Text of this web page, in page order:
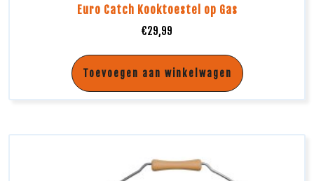
Euro Catch Kooktoestel op Gas
€29,99
Toevoegen aan winkelwagen